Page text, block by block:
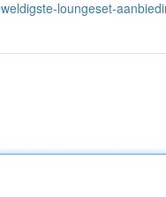
loungeset-